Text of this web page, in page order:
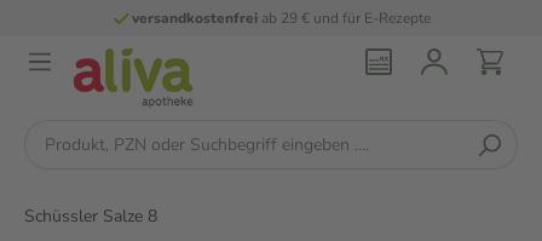
versandkostenfreiab 29 € und für E-Rezepte
Schüssler Salze 8